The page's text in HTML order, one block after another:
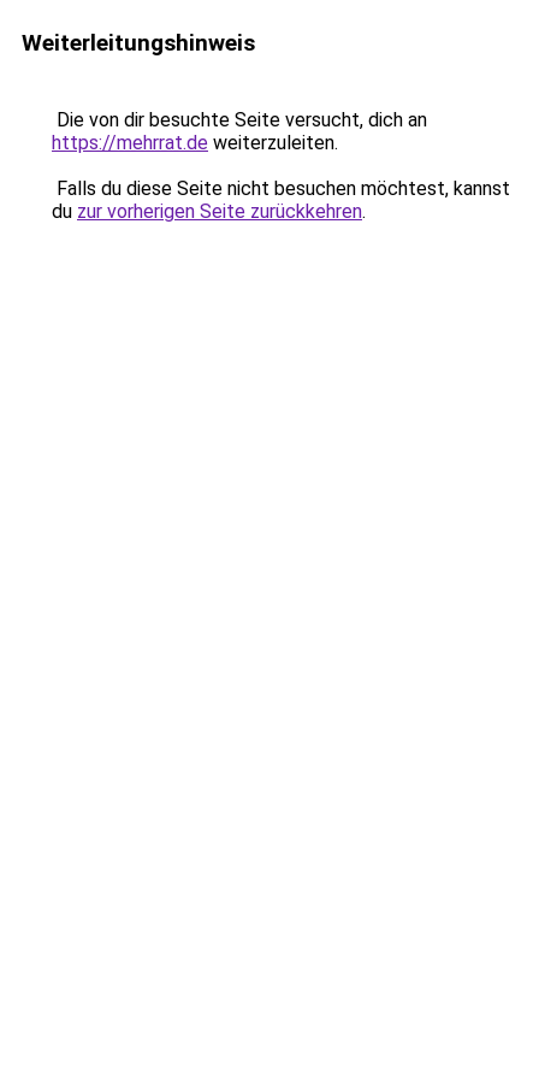
Weiterleitungshinweis
Die von dir besuchte Seite versucht, dich an
https://mehrrat.de weiterzuleiten.
Falls du diese Seite nicht besuchen möchtest, kannst
du zur vorherigen Seite zurückkehren.